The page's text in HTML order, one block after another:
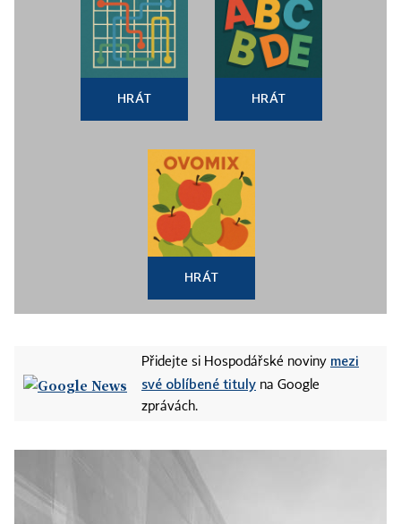
HRÁT HRÁT
HRÁT
Přidejte si Hospodářské noviny mezi
své oblíbené tituly na Google
zprávách.